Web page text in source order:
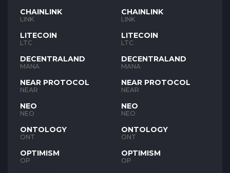
CHAINLINK
LINK
LITECOIN
LTC
DECENTRALAND
MANA
NEAR PROTOCOL
NEAR
NEO
NEO
ONTOLOGY
ONT
OPTIMISM
OP
CHAINLINK
LINK
LITECOIN
LTC
DECENTRALAND
MANA
NEAR PROTOCOL
NEAR
NEO
NEO
ONTOLOGY
ONT
OPTIMISM
OP